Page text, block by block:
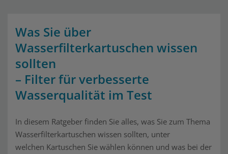
Was Sie über
Wasserfilterkartuschen wissen
sollten
– Filter für verbesserte
Wasserqualität im Test
In diesem Ratgeber finden Sie alles, was Sie zum Thema
Wasserfilterkartuschen wissen sollten, unter
welchen Kartuschen Sie wählen können und was bei der